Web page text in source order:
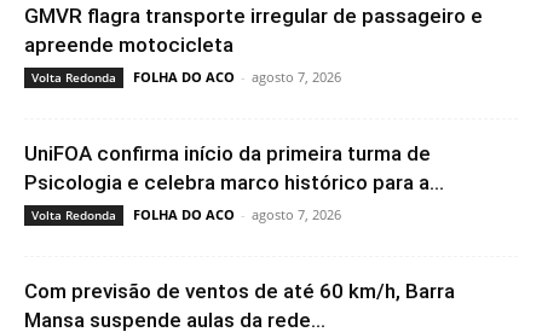
GMVR flagra transporte irregular de passageiro e
apreende motocicleta
Volta Redonda FOLHA DO ACO - agosto 7, 2026
UniFOA confirma início da primeira turma de
Psicologia e celebra marco histórico para a...
Volta Redonda FOLHA DO ACO - agosto 7, 2026
Com previsão de ventos de até 60 km/h, Barra
Mansa suspende aulas da rede...